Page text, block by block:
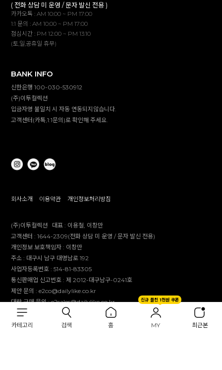
카테고리 검색 홈
신규 플친 1천원 쿠폰
MY 최근본
( 전화 상담 미 운영 / 문자 발신 전용 )
카카오톡 : AM 10:00 ~ PM 17:00
1:1 문의 : AM 10:00 ~ PM 17:00
점심시간 : PM 12:00 ~ PM 13:10
(토,일,공휴일 휴무)
BANK INFO
신한은행 100-030-530912
(주)이투컬렉션
입금자명 불일치 시 자동 연동되지않습니다.
고객센터(카톡,1:1문의)로 확인해 주세요.
회사소개 이용약관 개인정보처리방침
(주)이투컬렉션 대표 : 이용철, 이창만
고객센터 :1644-2309(전화 상담 미 운영 / 문자 발신 전용)
개인정보 보호책임자 : 이창만
주소 : 대구시 남구 대명남로 192
사업자등록번호 :514-81-83305
통신판매업 신고번호 :제 2012-대구남구-0241호
제안 문의 : e2co@dailylike.co.kr
대량 구매 문의 : e2sales@dailylike.co.kr
Overseas business : dailylike@e2collection.com
FAX :053-651-2309